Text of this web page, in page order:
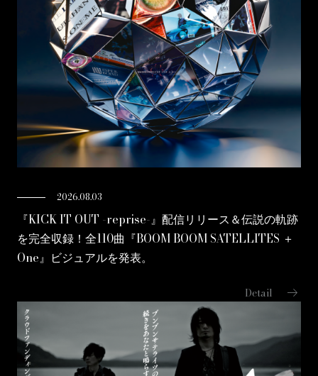
2026.08.03
『KICK IT OUT -reprise-』配信リリース＆伝説の軌跡
を完全収録！全110曲『BOOM BOOM SATELLITES ＋
One』ビジュアルを発表。
Detail arrow_right_alt